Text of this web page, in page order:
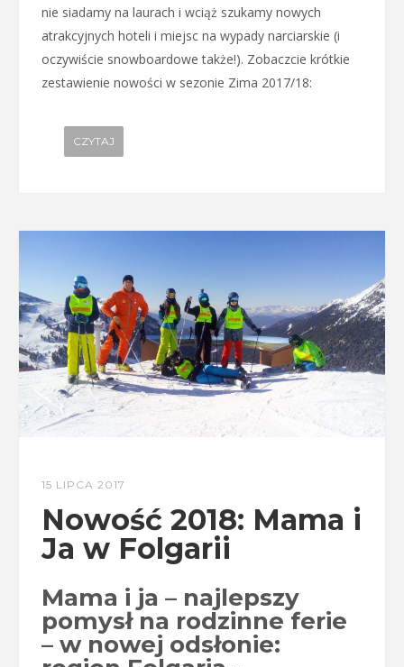
nie siadamy na laurach i wciąż szukamy nowych
atrakcyjnych hoteli i miejsc na wypady narciarskie (i
oczywiście snowboardowe także!). Zobaczcie krótkie
zestawienie nowości w sezonie Zima 2017/18:
CZYTAJ
15 LIPCA 2017
Nowość 2018: Mama i
Ja w Folgarii
Mama i ja – najlepszy
pomysł na rodzinne ferie
– w nowej odsłonie: